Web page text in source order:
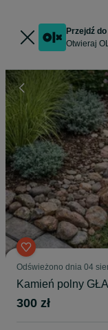
Przejdź
Otwieraj
Odświeżono dnia 04
Kamień polny
300 zł